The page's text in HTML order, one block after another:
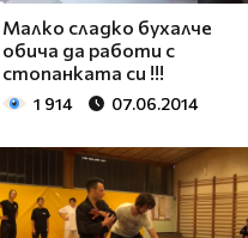
Малко сладко бухалче
обича да работи с
стопанката си !!!
1 914 07.06.2014